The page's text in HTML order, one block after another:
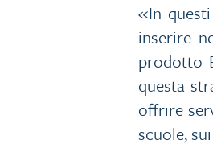
«In
inserire
prodotto
questa
offrire
scuole,